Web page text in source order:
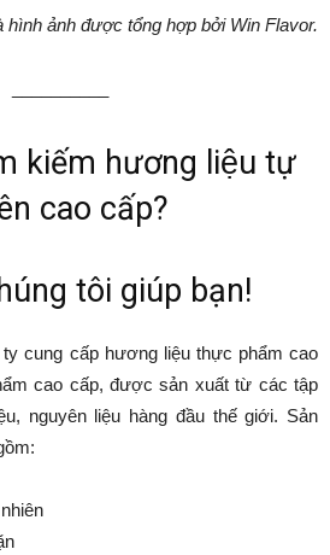
hình ảnh được tổng hợp bởi Win Flavor.
kiếm hương liệu tự
cao cấp?
tôi giúp bạn!
ty cung cấp hương liệu thực phẩm cao
cao cấp, được sản xuất từ các tập
nguyên liệu hàng đầu thế giới. Sản